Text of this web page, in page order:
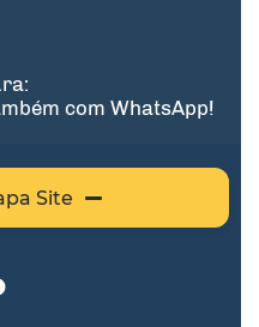
com WhatsApp!
Site